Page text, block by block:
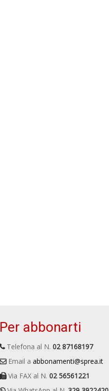
Per abbonarti
Telefona al N. 02 87168197
Email a abbonamenti@sprea.it
Via FAX al N. 02 56561221